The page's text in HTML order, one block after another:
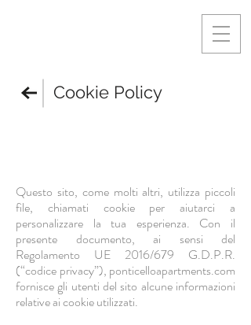
Cookie Policy
Questo sito, come molti altri, utilizza piccoli
file, chiamati cookie per aiutarci a
personalizzare la tua esperienza. Con il
presente documento, ai sensi del
Regolamento UE 2016/679 G.D.P.R.
(“codice privacy”), ponticelloapartments.com
fornisce gli utenti del sito alcune informazioni
relative ai cookie utilizzati.